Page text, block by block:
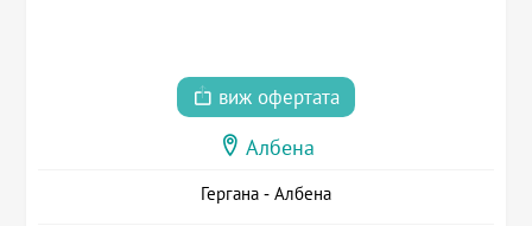
виж офертата
Албена
Гергана - Албена